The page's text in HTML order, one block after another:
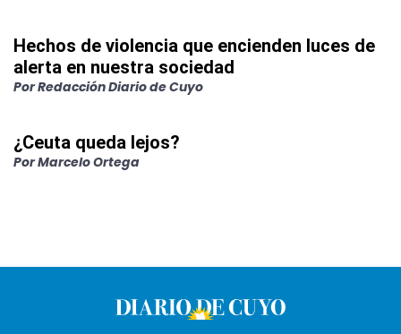
Hechos de violencia que encienden luces de
alerta en nuestra sociedad
PorRedacción Diario de Cuyo
¿Ceuta queda lejos?
PorMarcelo Ortega